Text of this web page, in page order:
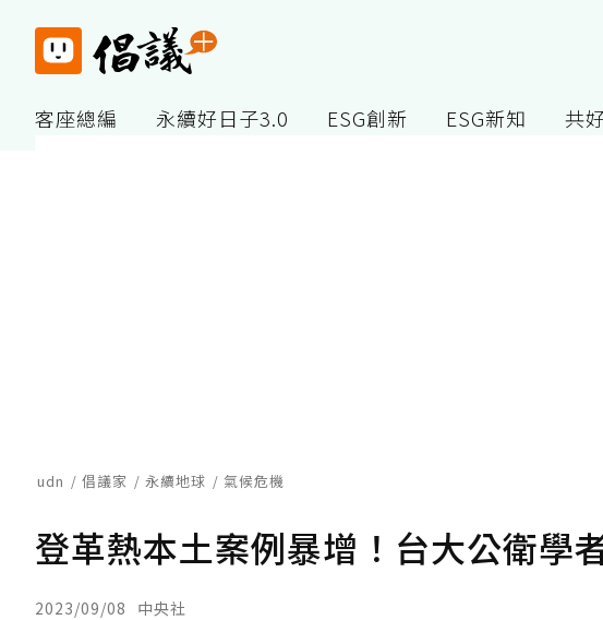
客座總編 永續好日子3.0 ESG創新 ESG新知 共
udn 倡議家 永續地球 氣候危機
登革熱本土案例暴增！台大公衛學
2023/09/08 中央社